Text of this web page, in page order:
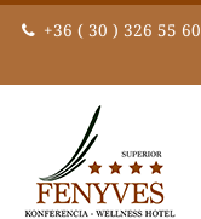
+36 ( 30 ) 326 55 60